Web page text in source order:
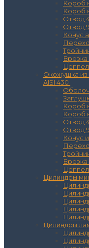
Короб
Короб
Отвод
Отвод
Конус
Окожушка из
AISI 430
Короб
Короб
Отвод
Отвод
Конус
Цилиндры
Цилиндры